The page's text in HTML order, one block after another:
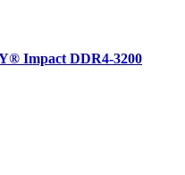
Impact DDR4-3200